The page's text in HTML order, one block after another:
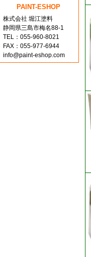
PAINT-ESHOP
株式会社 堀江塗料
静岡県三島市梅名88-1
TEL：055-960-8021
FAX：055-977-6944
info@paint-eshop.com